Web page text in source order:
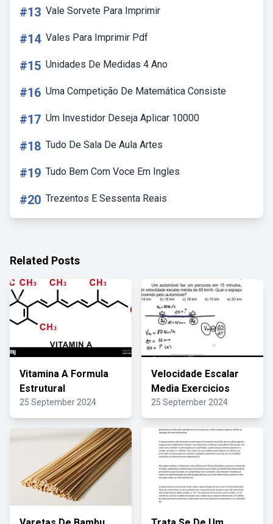
#13 Vale Sorvete Para Imprimir
#14 Vales Para Imprimir Pdf
#15 Unidades De Medidas 4 Ano
#16 Uma Competição De Matemática Consiste
#17 Um Investidor Deseja Aplicar 10000
#18 Tudo De Sala De Aula Artes
#19 Tudo Bem Com Voce Em Ingles
#20 Trezentos E Sessenta Reais
Related Posts
Vitamina A Formula
Estrutural
25 September 2024
Velocidade Escalar
Media Exercicios
25 September 2024